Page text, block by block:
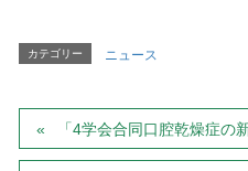
カテゴリー ニュース
「4学会合同口腔乾燥症